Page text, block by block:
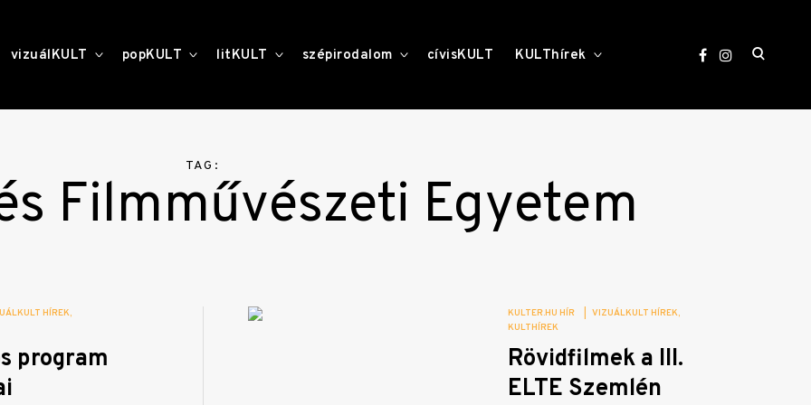
vizuálKULT toggle
child
popKULT toggle
child
litKULT toggle
child
szépirodalom toggle
childcívisKULT KULThírek
open
TAG:
Filmművészeti Egyetem
HÍREK
program
KULTER.HU HÍR
VIZUÁLKULT HÍREK
KULTHÍREK
Rövidfilmek a III.
ELTE Szemlén